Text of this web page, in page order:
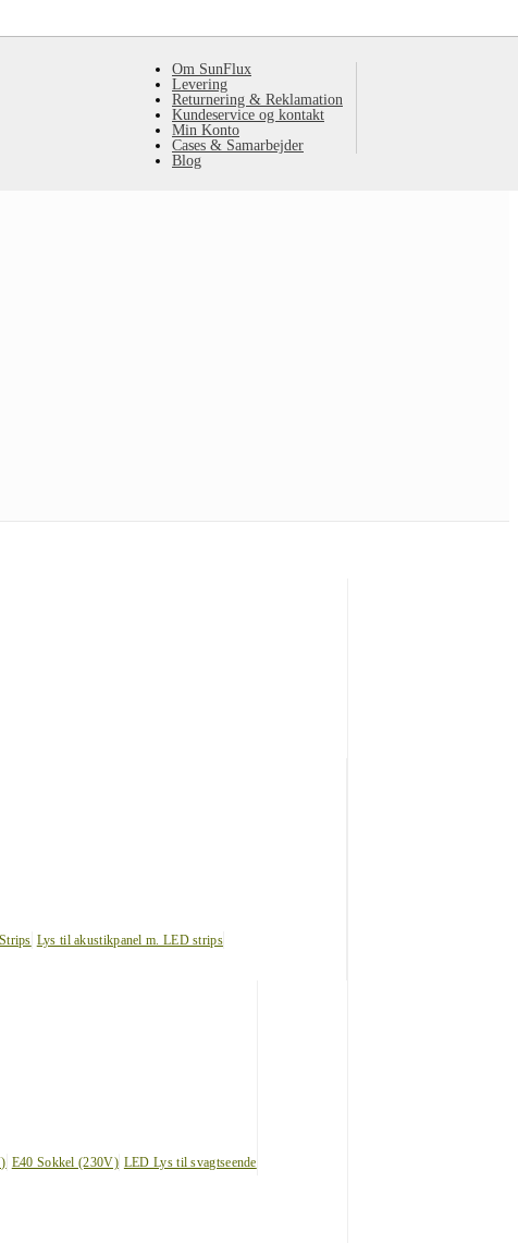
Om SunFlux
Levering
Returnering & Reklamation
Kundeservice og kontakt
Min Konto
Cases & Samarbejder
Blog
Lys til akustikpanel m. LED strips
E40 Sokkel (230V) LED Lys til svagtseende